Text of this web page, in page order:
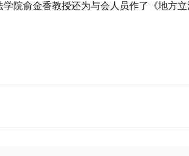
院俞金香教授还为与会人员作了《地方